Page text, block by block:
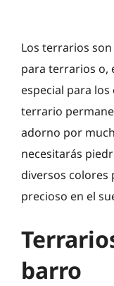
Los terrarios
para terrarios o,
especial para
terrario
adorno por
necesitarás
diversos colores
precioso en el
barro